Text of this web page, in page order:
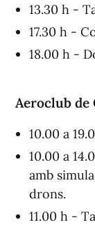
13.30 h -
17.30 h -
18.00 h -
Aeroclub de
10.00 a
10.00 a
amb
drons.
11.00 h -